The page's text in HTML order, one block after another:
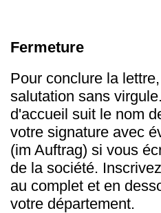
Fermeture
Pour conclure la
salutation sans
d'accueil suit le nom
votre signature avec
(im Auftrag) si vous
de la société.
au complet et en
votre département.